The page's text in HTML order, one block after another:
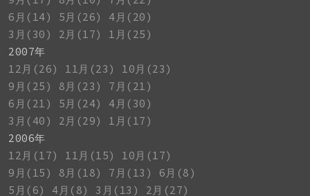
6月(14)
5月(26)
4月(20)
3月(30)
2月(17)
1月(25)
2007年
12月(26)
11月(23)
10月(23)
9月(25)
8月(23)
7月(21)
6月(21)
5月(24)
4月(30)
3月(40)
2月(29)
1月(17)
2006年
12月(17)
11月(15)
10月(17)
9月(15)
8月(18) 7月(13)
6月(8)
5月(6)
4月(8) 3月(13) 2月(27)